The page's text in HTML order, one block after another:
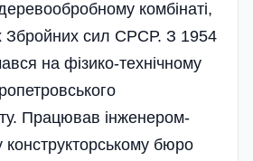
комбінаті,
Збройних сил СРСР. З 1954
на фізико-технічному
Працював інженером-
конструкторському бюро